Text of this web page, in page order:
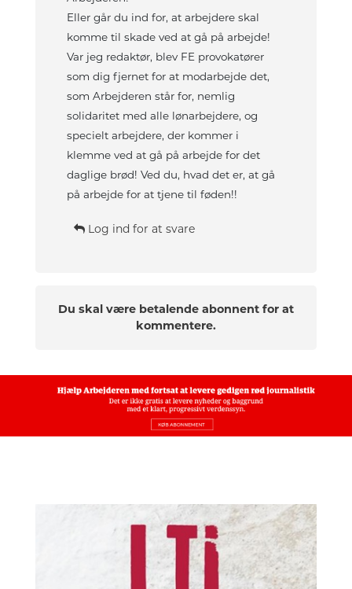
Eller går du ind for, at arbejdere skal
komme til skade ved at gå på arbejde!
Var jeg redaktør, blev FE provokatører
som dig fjernet for at modarbejde det,
som Arbejderen står for, nemlig
solidaritet med alle lønarbejdere, og
specielt arbejdere, der kommer i
klemme ved at gå på arbejde for det
daglige brød! Ved du, hvad det er, at gå
på arbejde for at tjene til føden!!
Log ind for at svare
Du skal være betalende abonnent for at
kommentere.